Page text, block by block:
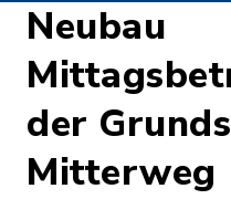
Neubau
der
Mitterweg